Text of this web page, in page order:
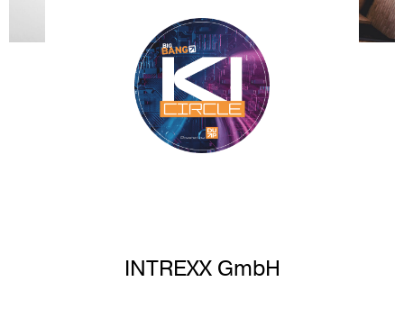
INTREXX GmbH